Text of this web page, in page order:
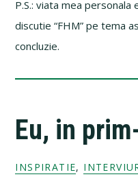
P.S.: viata mea
discutie “FHM” pe tema
concluzie.
Eu, in
INSPIRATIE,